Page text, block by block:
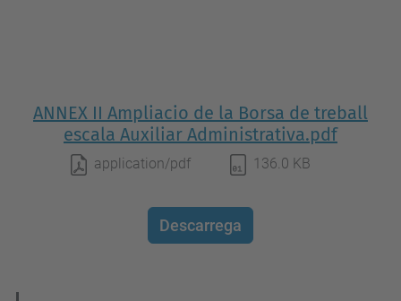
ANNEX II Ampliacio de la Borsa de treball
escala Auxiliar Administrativa.pdf
application/pdf 136.0 KB
Descarrega